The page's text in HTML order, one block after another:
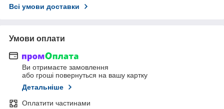
Всі умови доставки
Умови оплати
Ви отримаєте замовлення
або гроші повернуться на вашу картку
Детальніше
Оплатити частинами